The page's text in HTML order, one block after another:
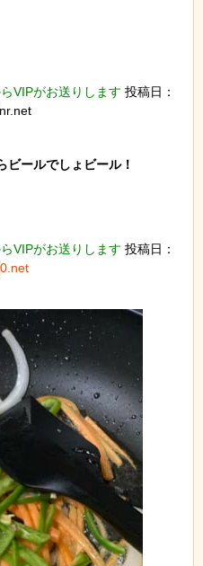
VIPがお送りします 投稿日：
ビールでしょビール！
VIPがお送りします 投稿日：